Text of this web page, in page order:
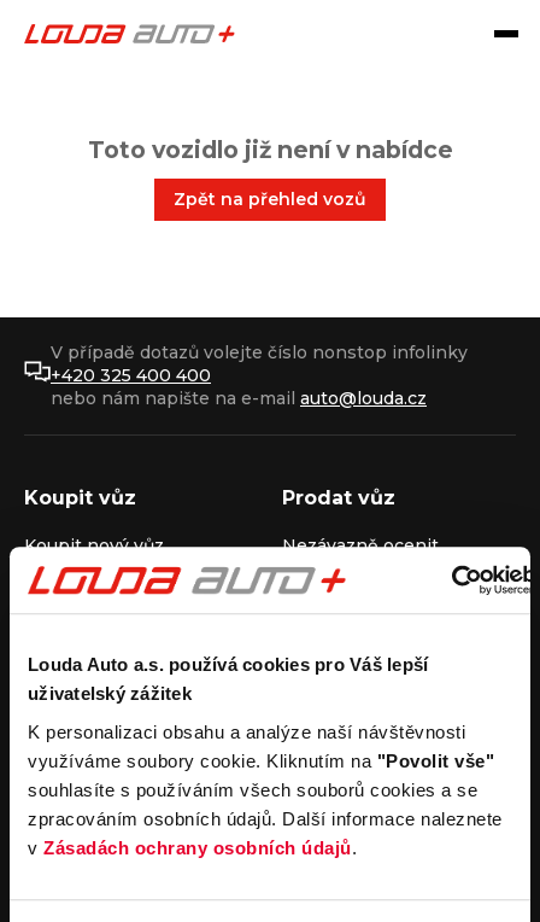
Louda Auto a.s. používá cookies pro Váš lepší
uživatelský zážitek
K personalizaci obsahu a analýze naší návštěvnosti
využíváme soubory cookie. Kliknutím na "Povolit vše"
souhlasíte s používáním všech souborů cookies a se
zpracováním osobních údajů. Další informace naleznete
v Zásadách ochrany osobních údajů.
Toto vozidlo již není v nabídce
Zpět na přehled vozů
V případě dotazů volejte číslo nonstop infolinky
+420 325 400 400
nebo nám napište na e-mail auto@louda.cz
Koupit vůz
Koupit nový vůz
Koupit ojetý vůz
Koupit užitkový vůz
Prodat vůz
Nezávazně ocenit
Průběh výkupu vozu
Pronájem
Carsharing
Autopůjčovna
Operativní leasing
Společnost
Louda Auto+ Poděbrady
Obytné vozy
Novinky
Kariéra
Servisní služby
Servis
Důležité odkazy
Cookies